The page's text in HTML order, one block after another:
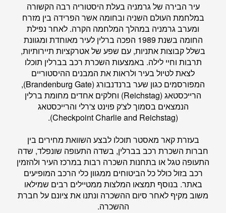
עיר הבירה של גרמניה בעלת היסטוריה רבה הקשורה
במלחמת העולם השניה ובחומה אשר הפרידה בין מזרח
ומערב גרמניה במהלך המלחמה הקרה. לאחר נפילת
החומה בשנת 1989 הפכה ברלין לעיר מאוחדת ומגוונת
בשלל קבוצות אתניות, עם שפע של אטרקציות תיירותיות,
תרבות וחיי לילה. באמצעות השכרת רכב בברלין תוכלו
לצאת לטיול בעיר ולראות את המבנים ההיסטוריים
המפורסמים כגון שער ברנדנבורג (Brandenburg Gate),
הרייכסטאג (Reichstag) וחלקים אחדים מחומת ברלין
הנמצאים בסמוך לצ'ק פוינט צ'רלי והרייכסטאג
(Checkpoint Charlie and Reichstag).
בעזרתקאר מאסטר תוכלו לבצע השוואת מחירים בין
חברות השכרת רכב בברלין, בשדה התעופה שונפלד, שדה
התעופה טגל או בתחנות השכרה רבות במרכז העיר ולהזמין
רכב בזול כולל כל הביטוחים ממגוון כלי הרכב המופיעים
באתר. בנוסף תמצאו המלצות ממטיילים רבים שמילאו
משוב מקיף לאחר סיום ההשכרה ונתנו את ציונם על חברת
ההשכרה.